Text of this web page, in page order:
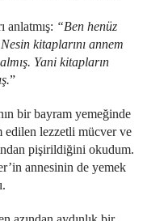
anlatmış: “Ben henüz
kitaplarını annem
Yani kitapların
”
bir bayram yemeğinde
edilen lezzetli mücver ve
pişirildiğini okudum.
annesinin de yemek